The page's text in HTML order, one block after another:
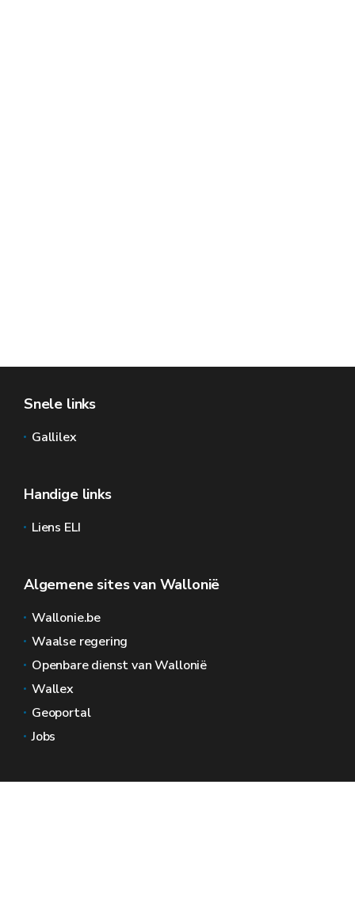
Snele links
Gallilex
Handige links
Liens ELI
Algemene sites van Wallonië
Wallonie.be
Waalse regering
Openbare dienst van Wallonië
Wallex
Geoportal
Jobs